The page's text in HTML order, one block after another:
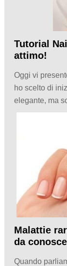
Tutorial
attimo!
Oggi vi
ho scelto di
elegante, ma
Malattie
da
Quando